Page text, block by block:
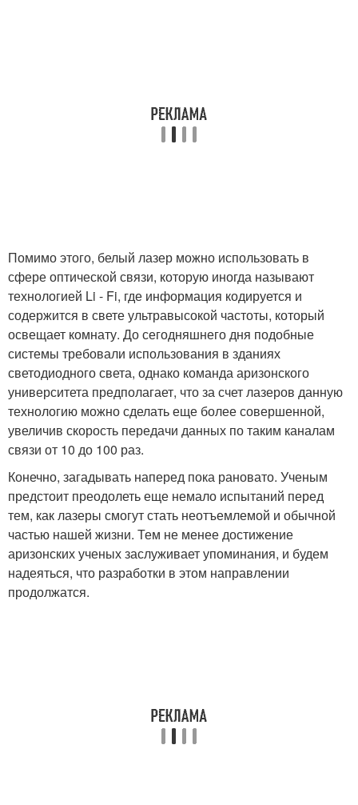
Помимо этого, белый лазер можно использовать в
сфере оптической связи, которую иногда называют
технологией Li - Fi, где информация кодируется и
содержится в свете ультравысокой частоты, который
освещает комнату. До сегодняшнего дня подобные
системы требовали использования в зданиях
светодиодного света, однако команда аризонского
университета предполагает, что за счет лазеров данную
технологию можно сделать еще более совершенной,
увеличив скорость передачи данных по таким каналам
связи от 10 до 100 раз.
Конечно, загадывать наперед пока рановато. Ученым
предстоит преодолеть еще немало испытаний перед
тем, как лазеры смогут стать неотъемлемой и обычной
частью нашей жизни. Тем не менее достижение
аризонских ученых заслуживает упоминания, и будем
надеяться, что разработки в этом направлении
продолжатся.